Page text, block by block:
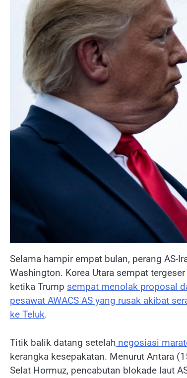
Selama hampir empat bulan, perang AS-
Washington. Korea Utara sempat
ketika Trump sempat menolak proposal
pesawat AWACS AS yang rusak akibat
ke Teluk.
Titik balik datang setelah negosiasi
kerangka kesepakatan. Menurut Antara
Selat Hormuz, pencabutan blokade laut